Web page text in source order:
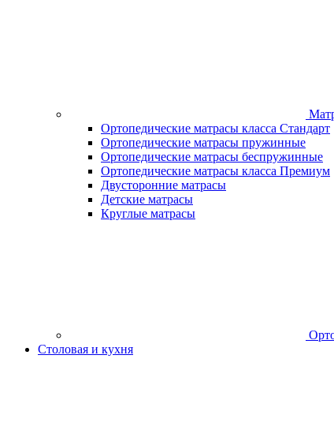
Ортопедические матрасы класса Стандарт
Ортопедические матрасы пружинные
Ортопедические матрасы беспружинные
Ортопедические матрасы класса Премиум
Двусторонние матрасы
Детские матрасы
Круглые матрасы
Столовая и кухня